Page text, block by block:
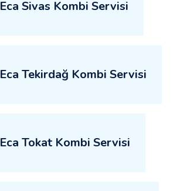
Eca Sivas Kombi Servisi
Eca Tekirdağ Kombi Servisi
Eca Tokat Kombi Servisi